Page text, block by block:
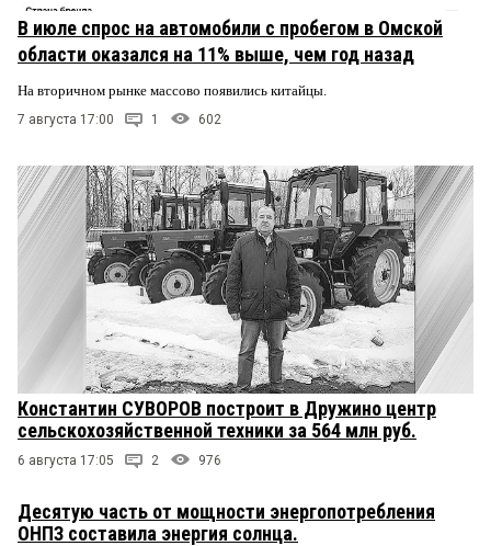
В июле спрос на автомобили с пробегом в Омской
области оказался на 11% выше, чем год назад
На вторичном рынке массово появились китайцы.
7 августа 17:00 1 602
Константин СУВОРОВ построит в Дружино центр
сельскохозяйственной техники за 564 млн руб.
6 августа 17:05 2 976
Десятую часть от мощности энергопотребления
ОНПЗ составила энергия солнца.